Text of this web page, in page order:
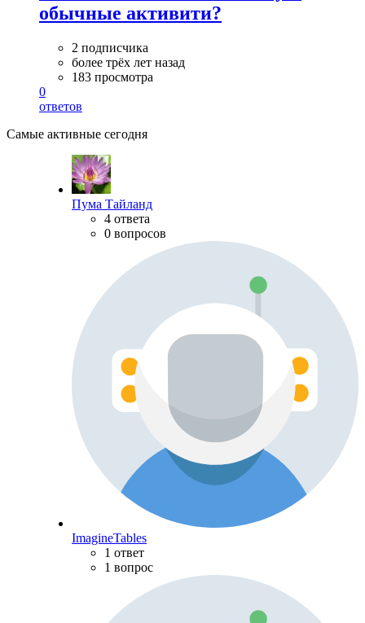
обычные активити?
2 подписчика
более трёх лет назад
183 просмотра
0
ответов
Самые активные сегодня
Пума Тайланд
4 ответа
0 вопросов
ImagineTables
1 ответ
1 вопрос